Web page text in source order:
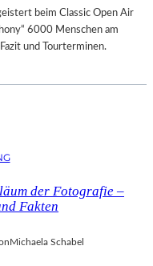
beim Classic Open Air
6000 Menschen am
und Tourterminen.
der Fotografie –
Fakten
Michaela Schabel